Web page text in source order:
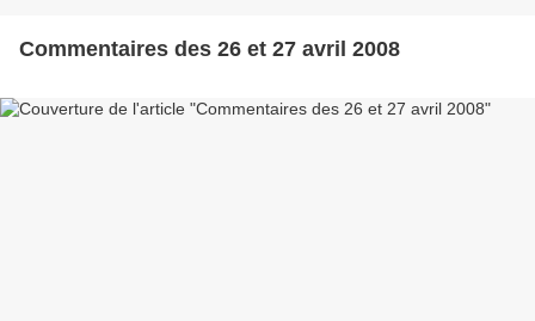
Commentaires des 26 et 27 avril 2008